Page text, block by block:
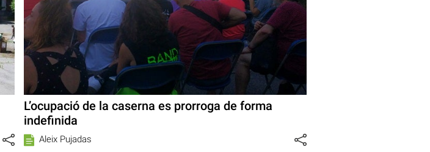
L’ocupació de la caserna es prorroga de forma
indefinida
Aleix Pujadas